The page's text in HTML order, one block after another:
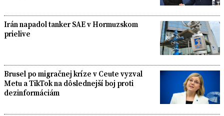
Irán napadol tanker SAE v Hormuzskom
prielive
Brusel po migračnej kríze v Ceute vyzval
Metu a TikTok na dôslednejší boj proti
dezinformáciám